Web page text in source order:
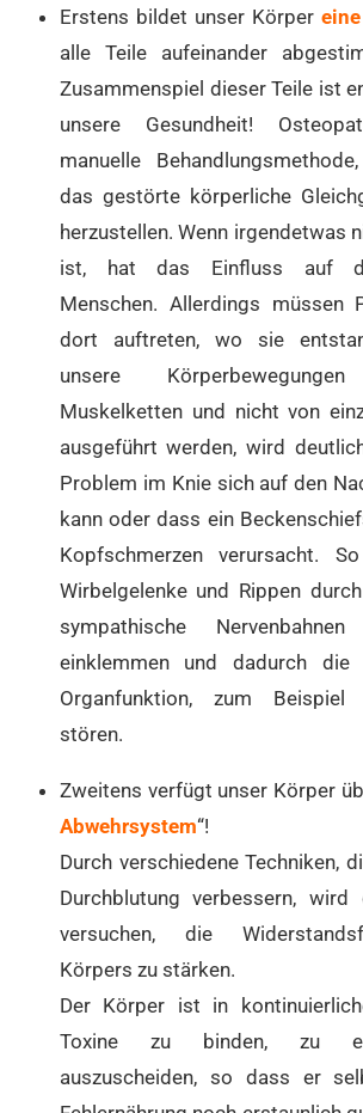
Erstens bildet unser Körper
alle Teile aufeinander
Zusammenspiel dieser Teile ist
unsere Gesundheit!
manuelle
das gestörte körperliche
herzustellen. Wenn irgendetwas
ist, hat das Einfluss auf
Menschen. Allerdings müssen
dort auftreten, wo sie
unsere
Muskelketten und nicht von
ausgeführt werden, wird
Problem im Knie sich auf den
kann oder dass ein
Kopfschmerzen verursacht.
Wirbelgelenke und Rippen
sympathische
einklemmen und dadurch die
Organfunktion, zum Beispiel
stören.
Zweitens verfügt unser Körper
Abwehrsystem“!
Durch verschiedene Techniken,
Durchblutung verbessern, wird
versuchen, die
Körpers zu stärken.
Der Körper ist in
Toxine zu binden, zu
auszuscheiden, so dass er